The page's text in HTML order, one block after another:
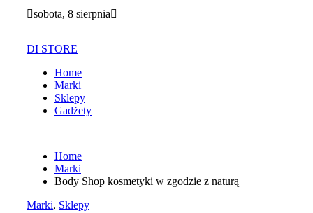
sobota, 8 sierpnia
DI STORE
Home
Marki
Sklepy
Gadżety
Home
Marki
Body Shop kosmetyki w zgodzie z naturą
Marki, Sklepy